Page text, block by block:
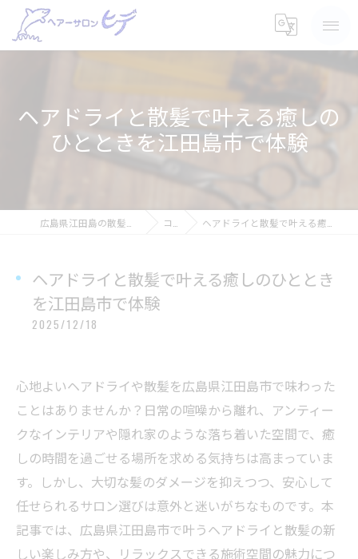
ヘアドライと散髪で叶える癒しの
ひとときを江田島市で体験
コラム ヘアドライと散髪で叶える癒しのひとときを江田島市で体験
ヘアドライと散髪で叶える癒しのひととき
を江田島市で体験
2025/12/18
心地よいヘアドライや散髪を広島県江田島市で味わった
ことはありませんか？日常の喧噪から離れ、アンティー
クなインテリアや隠れ家のような落ち着いた空間で、癒
しの時間を過ごせる場所を求める気持ちは高まっていま
す。しかし、大切な髪のダメージを抑えつつ、安心して
任せられるサロン選びは意外と迷いがちなものです。本
記事では、広島県江田島市で叶うヘアドライと散髪の新
しい楽しみ方や、リラックスできる施術空間の魅力につ